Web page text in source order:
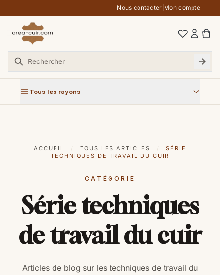
Nous contacter Mon compte
Tous les rayons
ACCUEIL TOUS LES ARTICLES
SÉRIE
TECHNIQUES DE TRAVAIL DU CUIR
CATÉGORIE
Série techniques
de travail du cuir
Articles de blog sur les techniques de travail du